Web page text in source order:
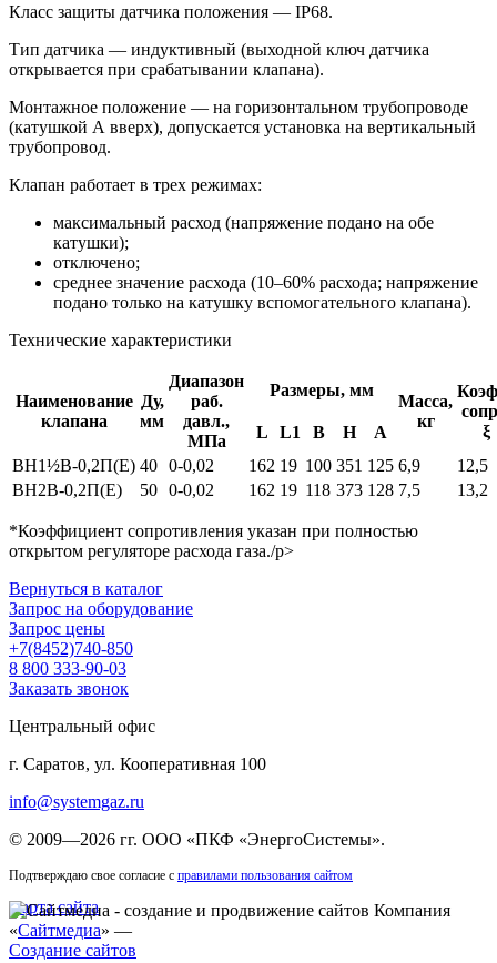
Класс защиты датчика положения — IP68.
Тип датчика — индуктивный (выходной ключ датчика
открывается при срабатывании клапана).
Монтажное положение — на горизонтальном трубопроводе
(катушкой А вверх), допускается установка на вертикальный
трубопровод.
Клапан работает в трех режимах:
максимальный расход (напряжение подано на обе
катушки);
отключено;
среднее значение расхода (10–60% расхода; напряжение
подано только на катушку вспомогательного клапана).
Технические характеристики
Наименование
клапана
Ду,
мм
Диапазон
раб.
давл.,
МПа
Размеры, мм
Масса,
кг
ξ
L L1 В Н
А
ВН1½В-0,2П(Е) 40 0-0,02 162 19 100 351 125 6,9
12,5
ВН2В-0,2П(Е)
50 0-0,02 162 19 118 373 128 7,5 13,2
*Коэффициент сопротивления указан при полностью
открытом регуляторе расхода газа./p>
Вернуться в каталог
Запрос на оборудование
Запрос цены
+7(8452)740-850
8 800 333-90-03
Заказать звонок
Центральный офис
г. Саратов, ул. Кооперативная 100
info@systemgaz.ru
© 2009—2026 гг. ООО «ПКФ «ЭнергоСистемы».
Подтверждаю свое согласие с правилами пользования сайтом
Карта сайта
Компания
«Сайтмедиа» —
Создание сайтов